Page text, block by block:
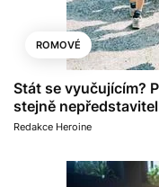
ROMOVÉ
Stát se vyučujícím?
stejně
Redakce Heroine